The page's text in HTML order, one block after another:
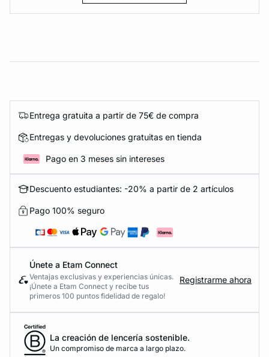
Entrega gratuita a partir de 75€ de compra
Entregas y devoluciones gratuitas en tienda
Pago en 3 meses sin intereses
Descuento estudiantes: -20% a partir de 2 artículos
Pago 100% seguro
Únete a Etam Connect
Ventajas exclusivas y experiencias únicas.
¡Únete a Etam Connect y recibe tus
primeros 100 puntos fidelidad de regalo!
Registrarme ahora
La creación de lencería sostenible.
Un compromiso de marca a largo plazo.